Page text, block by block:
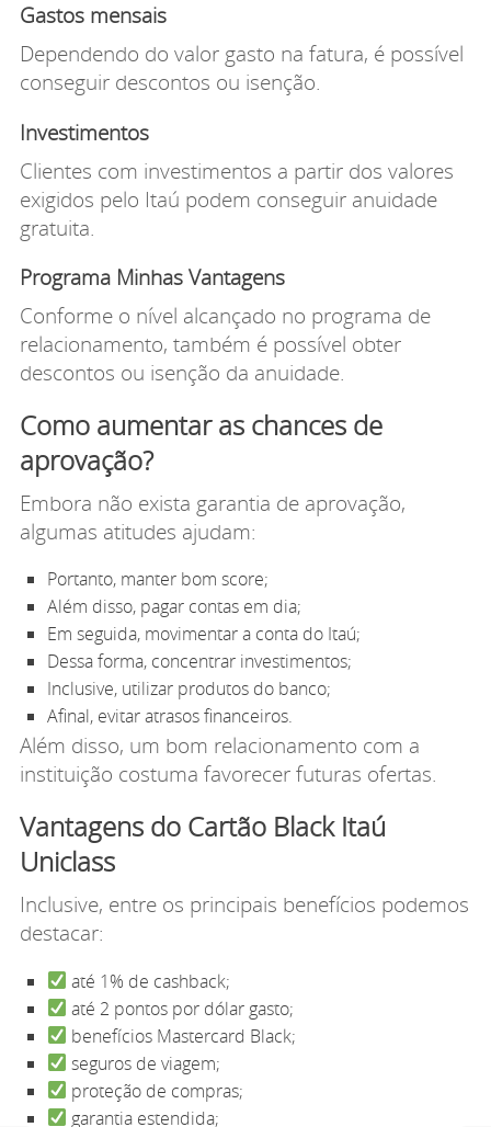
Gastos mensais
Dependendo do valor gasto na fatura, é possível
conseguir descontos ou isenção.
Investimentos
Clientes com investimentos a partir dos valores
exigidos pelo Itaú podem conseguir anuidade
gratuita.
Programa Minhas Vantagens
Conforme o nível alcançado no programa de
relacionamento, também é possível obter
descontos ou isenção da anuidade.
Como aumentar as chances de
aprovação?
Embora não exista garantia de aprovação,
algumas atitudes ajudam:
Portanto, manter bom score;
Além disso, pagar contas em dia;
Em seguida, movimentar a conta do Itaú;
Dessa forma, concentrar investimentos;
Inclusive, utilizar produtos do banco;
Afinal, evitar atrasos financeiros.
Além disso, um bom relacionamento com a
instituição costuma favorecer futuras ofertas.
Vantagens do Cartão Black Itaú
Uniclass
Inclusive, entre os principais benefícios podemos
destacar:
até 1% de cashback;
até 2 pontos por dólar gasto;
benefícios Mastercard Black;
seguros de viagem;
proteção de compras;
garantia estendida;